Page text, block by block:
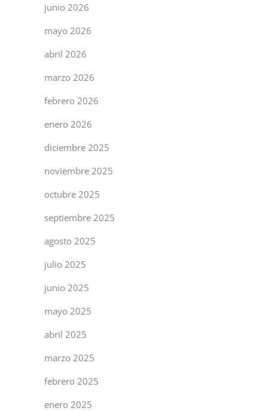
junio 2026
mayo 2026
abril 2026
marzo 2026
febrero 2026
enero 2026
diciembre 2025
noviembre 2025
octubre 2025
septiembre 2025
agosto 2025
julio 2025
junio 2025
mayo 2025
abril 2025
marzo 2025
febrero 2025
enero 2025